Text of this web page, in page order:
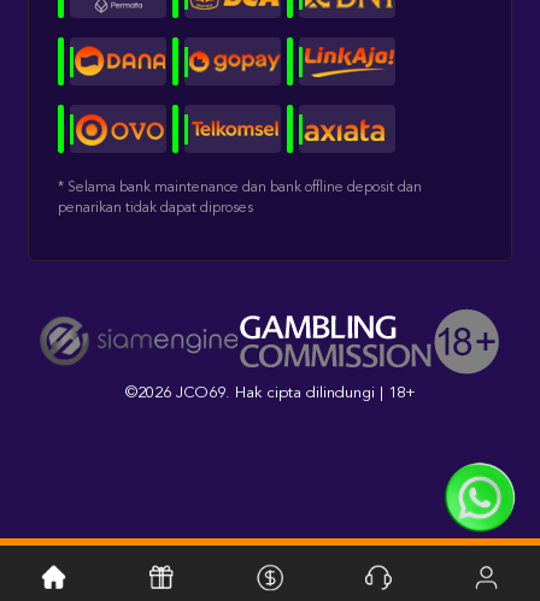
* Selama bank maintenance dan bank offline deposit dan
penarikan tidak dapat diproses
©2026 JCO69. Hak cipta dilindungi | 18+